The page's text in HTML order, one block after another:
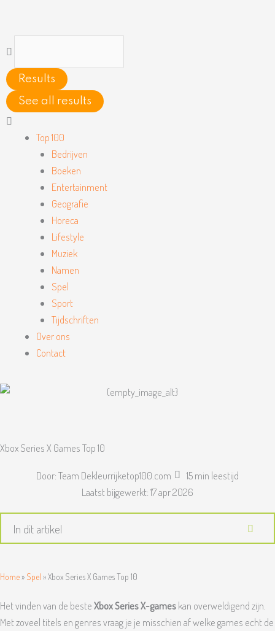
inhoud
Main
Menu
Top 100
Bedrijven
Boeken
Entertainment
Geografie
Horeca
Lifestyle
Muziek
Namen
Spel
Sport
Tijdschriften
Over ons
Contact
...
Results
See all results
Xbox Series X Games Top 10
Door:Team Dekleurrijketop100.com
15 min leestijd
Laatst bijgewerkt:17 apr 2026
In dit artikel
Home» Spel »Xbox Series X Games Top 10
Het vinden van de besteXbox Series X-gameskan overweldigend zijn.
Met zoveel titels en genres vraag je je misschien af welke games echt de